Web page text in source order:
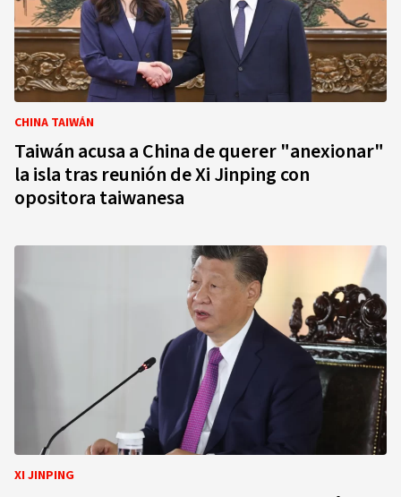
CHINA TAIWÁN
Taiwán acusa a China de querer "anexionar"
la isla tras reunión de Xi Jinping con
opositora taiwanesa
XI JINPING